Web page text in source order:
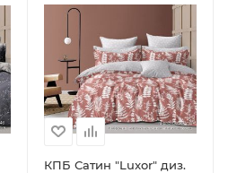
КПБ Сатин "Luxor" диз.